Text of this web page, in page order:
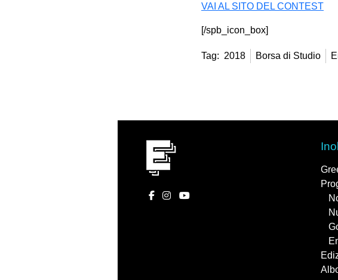
VAI AL SITO DEL CONTEST
[/spb_icon_box]
Tag: 2018 Borsa di Studio